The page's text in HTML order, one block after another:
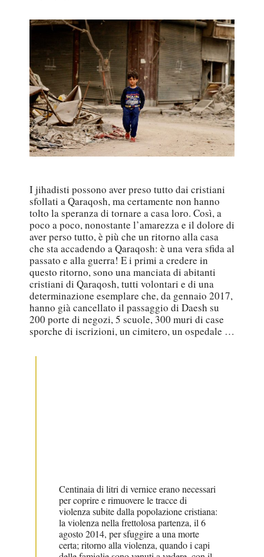
I jihadisti possono aver preso tutto dai cristiani
sfollati a Qaraqosh, ma certamente non hanno
tolto la speranza di tornare a casa loro. Così, a
poco a poco, nonostante l’amarezza e il dolore di
aver perso tutto, è più che un ritorno alla casa
che sta accadendo a Qaraqosh: è una vera sfida al
passato e alla guerra! E i primi a credere in
questo ritorno, sono una manciata di abitanti
cristiani di Qaraqosh, tutti volontari e di una
determinazione esemplare che, da gennaio 2017,
hanno già cancellato il passaggio di Daesh su
200 porte di negozi, 5 scuole, 300 muri di case
sporche di iscrizioni, un cimitero, un ospedale …
Centinaia di litri di vernice erano necessari
per coprire e rimuovere le tracce di
violenza subite dalla popolazione cristiana:
la violenza nella frettolosa partenza, il 6
agosto 2014, per sfuggire a una morte
certa; ritorno alla violenza, quando i capi